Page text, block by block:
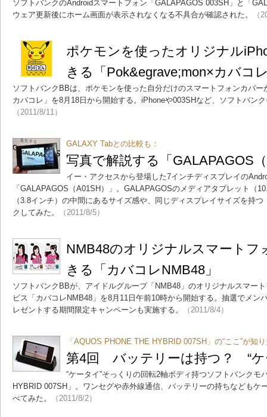
ソフトバンクのAndroidスマートフォン「GALAPAGOS 003SH」と「
ウェア更新後にホーム画面が表示されなくなる不具合が確認された。
（
ポケモンを使ったオリジナル
きる「Pok&egrave;mon×カバコ
ソフトバンクBBは、ポケモンを使った自分だけのスマートフォンカバ
カバコレ」を8月18日から開始する。iPhoneや003SHなど、ソフトバン
（2011/8/11）
GALAXY Tabとの比較も：
写真で解説する「GALAPAGOS
イー・アクセスから登場した7インチディスプレイの
「GALAPAGOS（A01SH）」。GALAPAGOSのメディアタブレット（
（3.8インチ）の中間にあるサイズ感や、同じディスプレイサイズを持
クしてみた。
（2011/8/5）
NMB48のオリジナルスマートフ
きる「カバコレNMB48」
ソフトバンクBBが、アイドルグループ「NMB48」のオリジナルスマー
ビス「カバコレNMB48」を8月11日午前10時から開始する。抽選でメン
レゼントする期間限定キャンペーンも実施する。
（2011/8/4）
「AQUOS PHONE THE HYBRID 007SH」の“ここ”が知
第4回 バッテリーは持つ？ “ケ
“ケータイ”そっくりの回転2軸ボディ持つソフトバンクモ
HYBRID 007SH」。ワンセグや赤外線通信、バッテリーの持ちなどもケ
べてみた。
（2011/8/2）